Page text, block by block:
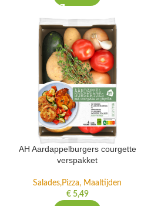
AH Aardappelburgers courgette
verspakket
Salades,Pizza, Maaltijden
€5,49